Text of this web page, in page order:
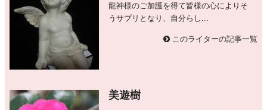
龍神様のご加護を得て皆様の心によりそ
うサプリとなり、自分らし...
このライターの記事一覧
美遊樹